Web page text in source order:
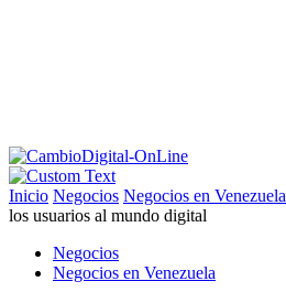
Inicio Negocios Negocios en Venezuela
los usuarios al mundo digital
Negocios
Negocios en Venezuela